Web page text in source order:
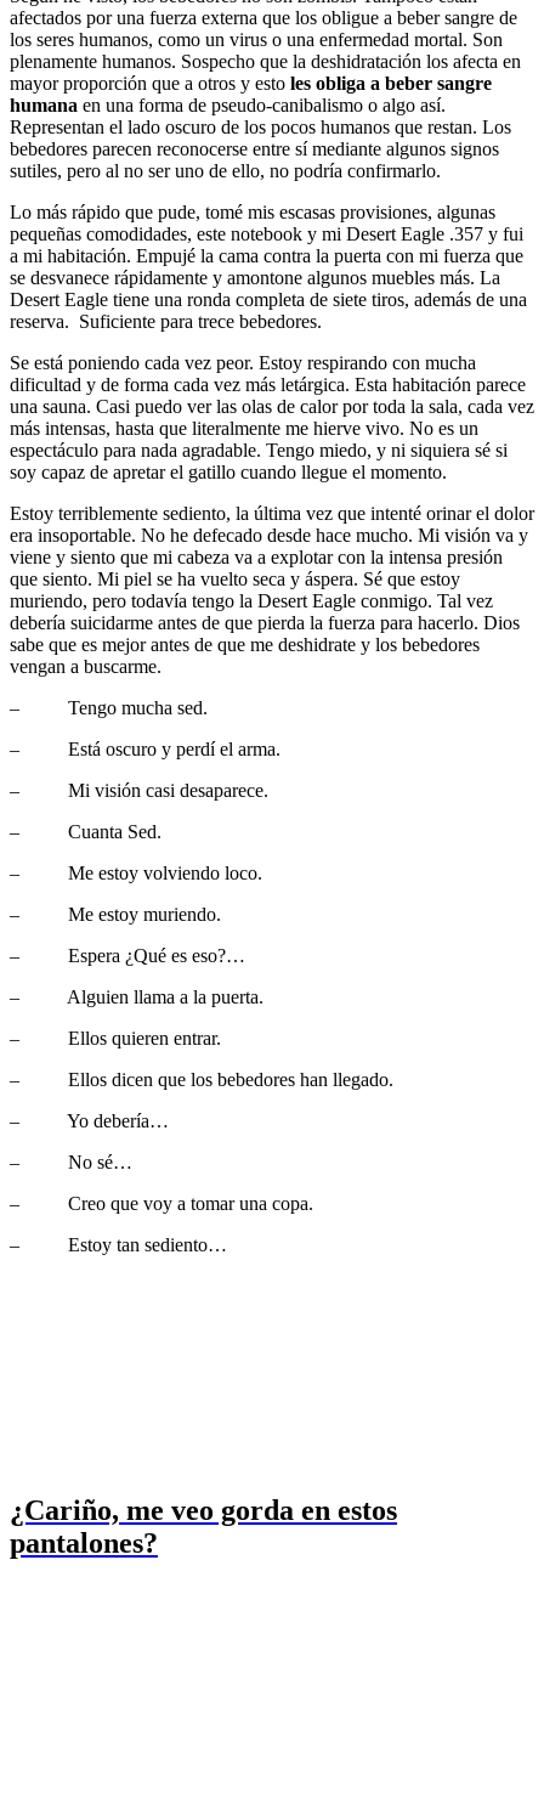
afectados por una fuerza externa que los obligue a beber sangre de
los seres humanos, como un virus o una enfermedad mortal. Son
plenamente humanos. Sospecho que la deshidratación los afecta en
mayor proporción que a otros y esto les obliga a beber sangre
humana en una forma de pseudo-canibalismo o algo así.
Representan el lado oscuro de los pocos humanos que restan. Los
bebedores parecen reconocerse entre sí mediante algunos signos
sutiles, pero al no ser uno de ello, no podría confirmarlo.
Lo más rápido que pude, tomé mis escasas provisiones, algunas
pequeñas comodidades, este notebook y mi Desert Eagle .357 y fui
a mi habitación. Empujé la cama contra la puerta con mi fuerza que
se desvanece rápidamente y amontone algunos muebles más. La
Desert Eagle tiene una ronda completa de siete tiros, además de una
reserva. Suficiente para trece bebedores.
Se está poniendo cada vez peor. Estoy respirando con mucha
dificultad y de forma cada vez más letárgica. Esta habitación parece
una sauna. Casi puedo ver las olas de calor por toda la sala, cada vez
más intensas, hasta que literalmente me hierve vivo. No es un
espectáculo para nada agradable. Tengo miedo, y ni siquiera sé si
soy capaz de apretar el gatillo cuando llegue el momento.
Estoy terriblemente sediento, la última vez que intenté orinar el dolor
era insoportable. No he defecado desde hace mucho. Mi visión va y
viene y siento que mi cabeza va a explotar con la intensa presión
que siento. Mi piel se ha vuelto seca y áspera. Sé que estoy
muriendo, pero todavía tengo la Desert Eagle conmigo. Tal vez
debería suicidarme antes de que pierda la fuerza para hacerlo. Dios
sabe que es mejor antes de que me deshidrate y los bebedores
vengan a buscarme.
– Tengo mucha sed.
– Está oscuro y perdí el arma.
– Mi visión casi desaparece.
– Cuanta Sed.
– Me estoy volviendo loco.
– Me estoy muriendo.
– Espera ¿Qué es eso?…
– Alguien llama a la puerta.
– Ellos quieren entrar.
– Ellos dicen que los bebedores han llegado.
– Yo debería…
– No sé…
– Creo que voy a tomar una copa.
– Estoy tan sediento…
¿Cariño, me veo gorda en estos
pantalones?